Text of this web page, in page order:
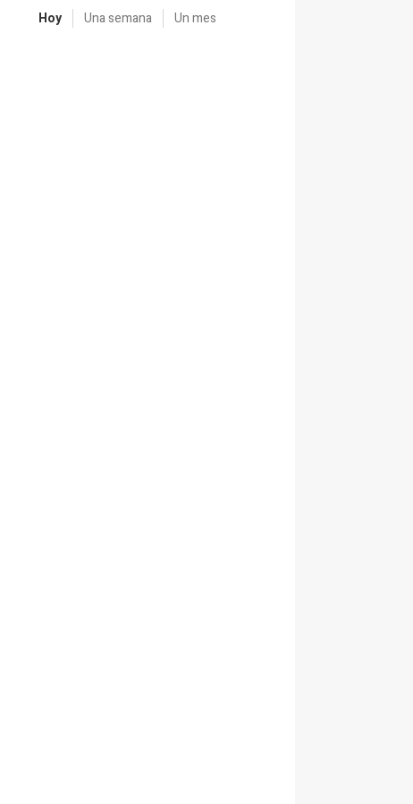
Hoy Una semana Un mes